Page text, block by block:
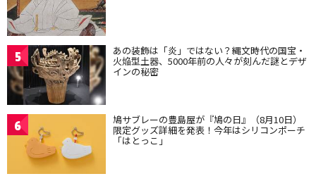
5 あの装飾は「炎」ではない？縄文時代の国宝・
火焔型土器、5000年前の人々が刻んだ謎とデザ
インの秘密
6 鳩サブレーの豊島屋が『鳩の日』（8月10日）
限定グッズ詳細を発表！今年はシリコンポーチ
「はとっこ」